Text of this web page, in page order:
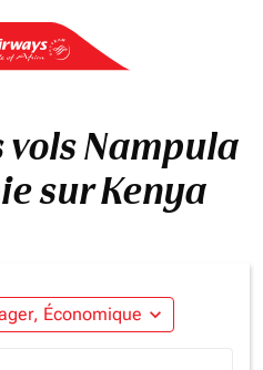
vols Nampula
sur Kenya
Économique expand_more